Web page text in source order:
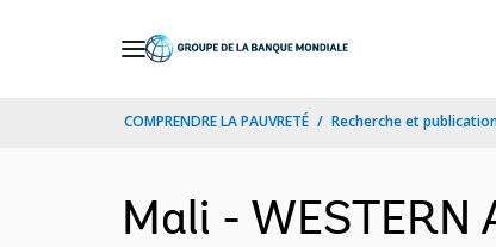
COMPRENDRE LA PAUVRETÉ Recherche et
Mali - WESTERN